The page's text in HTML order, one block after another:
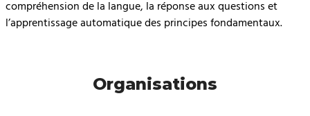
compréhension de la langue, la réponse aux questions et
l’apprentissage automatique des principes fondamentaux.
Organisations